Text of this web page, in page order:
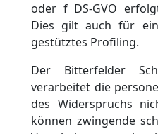
oder f DS-GVO
Dies gilt auch für
gestütztes Profiling.
Der Bitterfelder
verarbeitet die
des Widerspruchs
können zwingende